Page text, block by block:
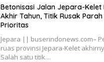
Betonisasi Jalan Jepara-
Akhir Tahun, Titik Rusak
Prioritas
Jepara || buserindonews.com–
ruas provinsi Jepara-Kelet
Salah satu titik…